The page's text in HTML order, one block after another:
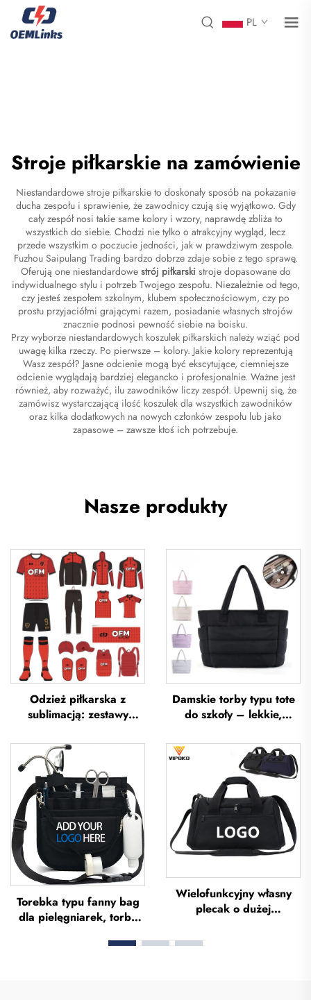
PL
Stroje piłkarskie na zamówienie
Niestandardowe stroje piłkarskie to doskonały sposób na pokazanie
ducha zespołu i sprawienie, że zawodnicy czują się wyjątkowo. Gdy
cały zespół nosi takie same kolory i wzory, naprawdę zbliża to
wszystkich do siebie. Chodzi nie tylko o atrakcyjny wygląd, lecz
przede wszystkim o poczucie jedności, jak w prawdziwym zespole.
Fuzhou Saipulang Trading bardzo dobrze zdaje sobie z tego sprawę.
Oferują one niestandardowe strój piłkarski stroje dopasowane do
indywidualnego stylu i potrzeb Twojego zespołu. Niezależnie od tego,
czy jesteś zespołem szkolnym, klubem społecznościowym, czy po
prostu przyjaciółmi grającymi razem, posiadanie własnych strojów
znacznie podnosi pewność siebie na boisku.
Przy wyborze niestandardowych koszulek piłkarskich należy wziąć pod
uwagę kilka rzeczy. Po pierwsze – kolory. Jakie kolory reprezentują
Wasz zespół? Jasne odcienie mogą być ekscytujące, ciemniejsze
odcienie wyglądają bardziej elegancko i profesjonalnie. Ważne jest
również, aby rozważyć, ilu zawodników liczy zespół. Upewnij się, że
zamówisz wystarczającą ilość koszulek dla wszystkich zawodników
oraz kilka dodatkowych na nowych członków zespołu lub jako
zapasowe – zawsze ktoś ich potrzebuje.
Nasze produkty
Odzież piłkarska z
sublimacją: zestawy
mężczyzn do treningów,
niestandardowa odzież
sportowa do piłki nożnej,
uniformy drużyn
piłkarskich
Damskie torby typu tote
do szkoły – lekkie,
wycieczki i wypoczynek
na otwartym powietrzu,
miękkie torebki ręczne do
biura, wodoodporne
torby typu tote z poliestru
Torebka typu fanny bag
dla pielęgniarek, torba
wieloma przegrodami,
Wielofunkcyjny własny
plecak o dużej
sportowa do siłowni dla